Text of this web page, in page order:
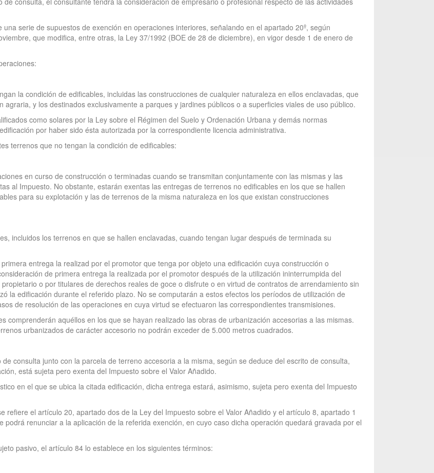
serie de supuestos de exención en operaciones interiores, señalando en el apartado 20º, según
que modifica, entre otras, la Ley 37/1992 (BOE de 28 de diciembre), en vigor desde 1 de enero de
la condición de edificables, incluidas las construcciones de cualquier naturaleza en ellos enclavadas, que
y los destinados exclusivamente a parques y jardines públicos o a superficies viales de uso público.
como solares por la Ley sobre el Régimen del Suelo y Ordenación Urbana y demás normas
por haber sido ésta autorizada por la correspondiente licencia administrativa.
terrenos que no tengan la condición de edificables:
en curso de construcción o terminadas cuando se transmitan conjuntamente con las mismas y las
al Impuesto. No obstante, estarán exentas las entregas de terrenos no edificables en los que se hallen
para su explotación y las de terrenos de la misma naturaleza en los que existan construcciones
incluidos los terrenos en que se hallen enclavadas, cuando tengan lugar después de terminada su
entrega la realizad por el promotor que tenga por objeto una edificación cuya construcción o
de primera entrega la realizada por el promotor después de la utilización ininterrumpida del
o por titulares de derechos reales de goce o disfrute o en virtud de contratos de arrendamiento sin
la edificación durante el referido plazo. No se computarán a estos efectos los períodos de utilización de
de resolución de las operaciones en cuya virtud se efectuaron las correspondientes transmisiones.
comprenderán aquéllos en los que se hayan realizado las obras de urbanización accesorias a las mismas.
urbanizados de carácter accesorio no podrán exceder de 5.000 metros cuadrados.
consulta junto con la parcela de terreno accesoria a la misma, según se deduce del escrito de consulta,
está sujeta pero exenta del Impuesto sobre el Valor Añadido.
en el que se ubica la citada edificación, dicha entrega estará, asimismo, sujeta pero exenta del Impuesto
refiere el artículo 20, apartado dos de la Ley del Impuesto sobre el Valor Añadido y el artículo 8, apartado 1
renunciar a la aplicación de la referida exención, en cuyo caso dicha operación quedará gravada por el
pasivo, el artículo 84 lo establece en los siguientes términos: